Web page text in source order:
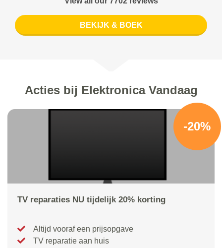
BEKIJK & BOEK
Acties bij Elektronica Vandaag
-20%
TV reparaties NU tijdelijk 20% korting
Altijd vooraf een prijsopgave
TV reparatie aan huis